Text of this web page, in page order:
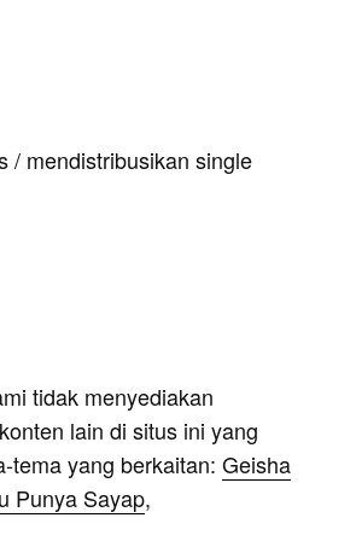
/ mendistribusikan single
tidak menyediakan
lain di situs ini yang
tema yang berkaitan: Geisha
Punya Sayap,